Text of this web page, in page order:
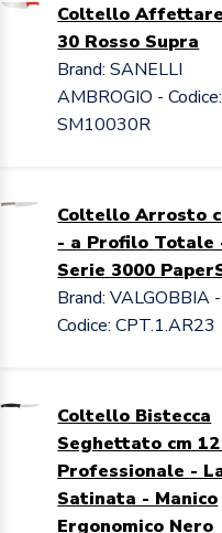
Coltello
30 Rosso Supra
Brand: SANELLI
AMBROGIO - Codice:
SM10030R
Coltello Arrosto
- a Profilo Totale
Serie 3000
Brand: VALGOBBIA -
Codice: CPT.1.AR23
Coltello Bistecca
Seghettato cm
Professionale -
Satinata - Manico
Ergonomico Nero